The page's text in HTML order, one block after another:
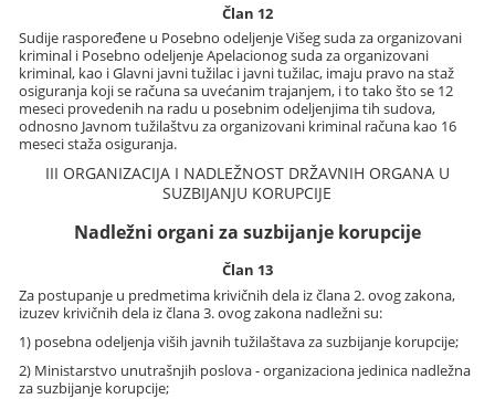
Član 12
Sudije raspoređene u Posebno odeljenje Višeg suda za organizovani
kriminal i Posebno odeljenje Apelacionog suda za organizovani
kriminal, kao i Glavni javni tužilac i javni tužilac, imaju pravo na staž
osiguranja koji se računa sa uvećanim trajanjem, i to tako što se 12
meseci provedenih na radu u posebnim odeljenjima tih sudova,
odnosno Javnom tužilaštvu za organizovani kriminal računa kao 16
meseci staža osiguranja.
III ORGANIZACIJA I NADLEŽNOST DRŽAVNIH ORGANA U
SUZBIJANJU KORUPCIJE
Nadležni organi za suzbijanje korupcije
Član 13
Za postupanje u predmetima krivičnih dela iz člana 2. ovog zakona,
izuzev krivičnih dela iz člana 3. ovog zakona nadležni su:
1) posebna odeljenja viših javnih tužilaštava za suzbijanje korupcije;
2) Ministarstvo unutrašnjih poslova - organizaciona jedinica nadležna
za suzbijanje korupcije;